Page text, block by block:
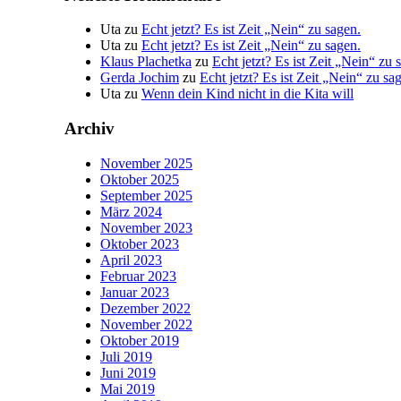
Uta zu Echt jetzt? Es ist Zeit „Nein“ zu sagen.
Uta zu Echt jetzt? Es ist Zeit „Nein“ zu sagen.
Klaus Plachetka zu Echt jetzt? Es ist Zeit „Nein“ zu
Gerda Jochim zu Echt jetzt? Es ist Zeit „Nein“ zu
Uta zu Wenn dein Kind nicht in die Kita will
Archiv
November 2025
Oktober 2025
September 2025
März 2024
November 2023
Oktober 2023
April 2023
Februar 2023
Januar 2023
Dezember 2022
November 2022
Oktober 2019
Juli 2019
Juni 2019
Mai 2019